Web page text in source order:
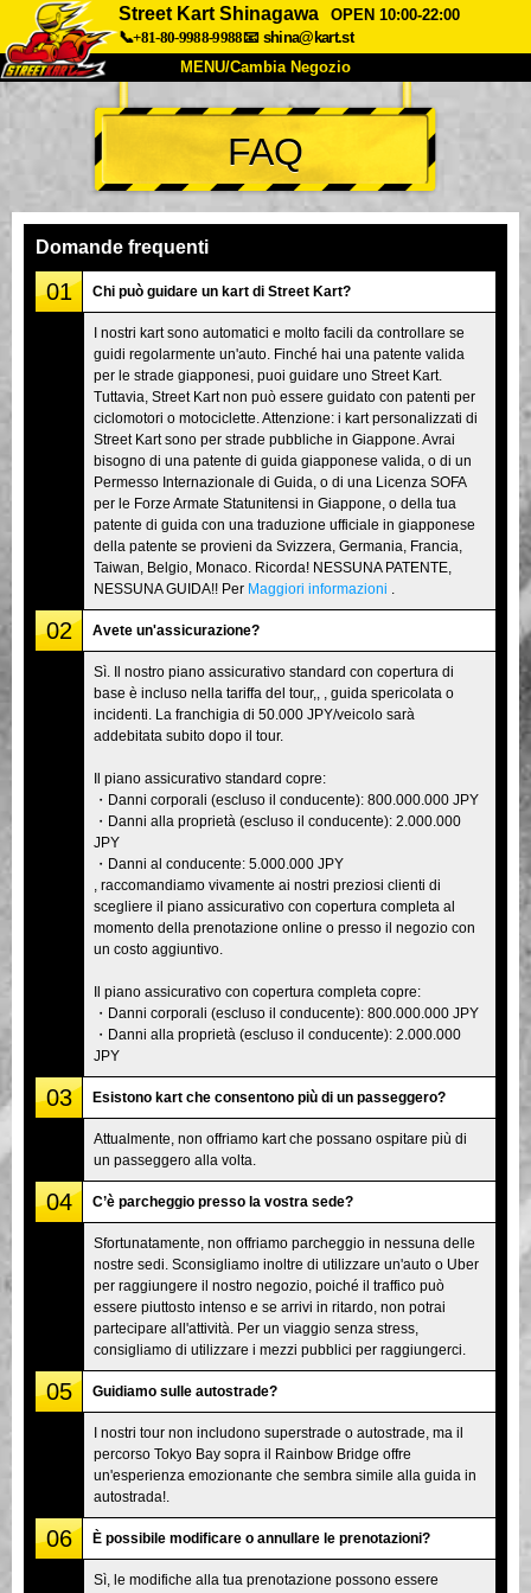
Street Kart Shinagawa
OPEN 10:00-22:00
📞+81-80-9988-9988📧 shina@kart.st
MENU/Cambia Negozio
INIZIO
Chi Siamo Specifiche Prezzo
Recensioni
Azienda
Tokyo Shinagawa Tokyo Akihabara#1
Tokyo Akihabara#2 Tokyo Shibuya
Tokyo Shibuya Annex Tokyo Bay
Tokyo Asakusa Osaka
Okinawa
FAQ
Domande frequenti
01 Chi può guidare un kart di Street Kart?
I nostri kart sono automatici e molto facili da controllare se
guidi regolarmente un'auto. Finché hai una patente valida
per le strade giapponesi, puoi guidare uno Street Kart.
Tuttavia, Street Kart non può essere guidato con patenti per
ciclomotori o motociclette. Attenzione: i kart personalizzati di
Street Kart sono per strade pubbliche in Giappone. Avrai
bisogno di una patente di guida giapponese valida, o di un
Permesso Internazionale di Guida, o di una Licenza SOFA
per le Forze Armate Statunitensi in Giappone, o della tua
patente di guida con una traduzione ufficiale in giapponese
della patente se provieni da Svizzera, Germania, Francia,
Taiwan, Belgio, Monaco. Ricorda! NESSUNA PATENTE,
NESSUNA GUIDA!! Per Maggiori informazioni
02 Avete un'assicurazione?
Sì. Il nostro piano assicurativo standard con copertura di
base è incluso nella tariffa del tour,, , guida spericolata o
incidenti. La franchigia di 50.000 JPY/veicolo sarà
addebitata subito dopo il tour.
Il piano assicurativo standard copre:
・Danni corporali (escluso il conducente): 800.000.000 JPY
・Danni alla proprietà (escluso il conducente): 2.000.000
JPY
・Danni al conducente: 5.000.000 JPY
, raccomandiamo vivamente ai nostri preziosi clienti di
scegliere il piano assicurativo con copertura completa al
momento della prenotazione online o presso il negozio con
un costo aggiuntivo.
Il piano assicurativo con copertura completa copre:
・Danni corporali (escluso il conducente): 800.000.000 JPY
・Danni alla proprietà (escluso il conducente): 2.000.000
JPY
03 Esistono kart che consentono più di un passeggero?
Attualmente, non offriamo kart che possano ospitare più di
un passeggero alla volta.
04 C’è parcheggio presso la vostra sede?
Sfortunatamente, non offriamo parcheggio in nessuna delle
nostre sedi. Sconsigliamo inoltre di utilizzare un'auto o Uber
per raggiungere il nostro negozio, poiché il traffico può
essere piuttosto intenso e se arrivi in ritardo, non potrai
partecipare all'attività. Per un viaggio senza stress,
consigliamo di utilizzare i mezzi pubblici per raggiungerci.
05 Guidiamo sulle autostrade?
I nostri tour non includono superstrade o autostrade, ma il
percorso Tokyo Bay sopra il Rainbow Bridge offre
un'esperienza emozionante che sembra simile alla guida in
autostrada!.
06 È possibile modificare o annullare le prenotazioni?
Sì, le modifiche alla tua prenotazione possono essere